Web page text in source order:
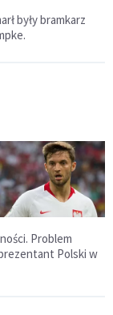
były bramkarz
Problem
Polski w